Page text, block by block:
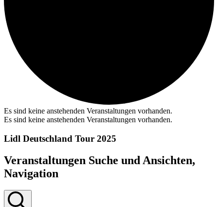
Es sind keine anstehenden Veranstaltungen vorhanden.
Es sind keine anstehenden Veranstaltungen vorhanden.
Lidl Deutschland Tour 2025
Veranstaltungen Suche und Ansichten,
Navigation